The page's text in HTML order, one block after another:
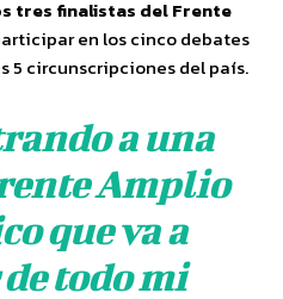
tres finalistas del Frente
en los cinco debates
5 circunscripciones del país.
a una
Amplio
que va a
todo mi